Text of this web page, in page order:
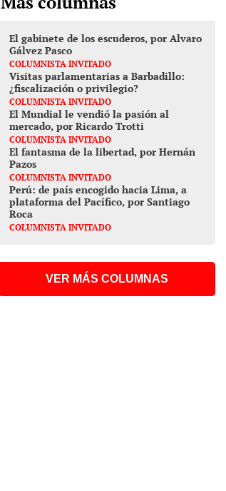
El gabinete de los escuderos, por Alvaro
Gálvez Pasco
COLUMNISTA INVITADO
Visitas parlamentarias a Barbadillo:
¿fiscalización o privilegio?
COLUMNISTA INVITADO
El Mundial le vendió la pasión al
mercado, por Ricardo Trotti
COLUMNISTA INVITADO
El fantasma de la libertad, por Hernán
Pazos
COLUMNISTA INVITADO
Perú: de país encogido hacia Lima, a
plataforma del Pacífico, por Santiago
Roca
COLUMNISTA INVITADO
VER MÁS COLUMNAS